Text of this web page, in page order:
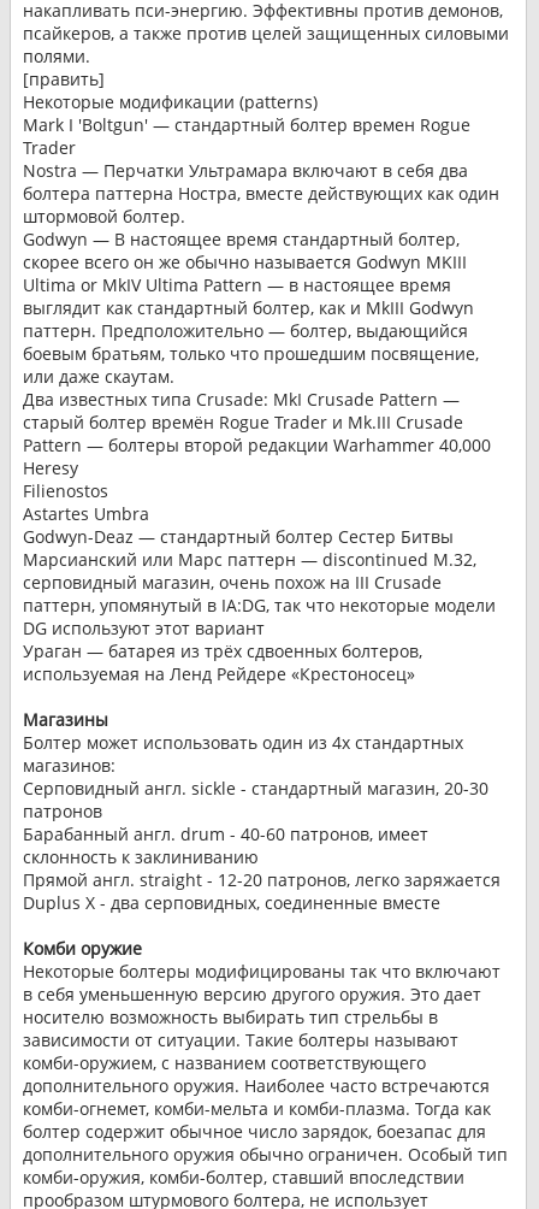
накапливать пси-энергию. Эффективны против демонов,
псайкеров, а также против целей защищенных силовыми
полями.
[править]
Некоторые модификации (patterns)
Mark I 'Boltgun' — стандартный болтер времен Rogue
Trader
Nostra — Перчатки Ультрамара включают в себя два
болтера паттерна Ностра, вместе действующих как один
штормовой болтер.
Godwyn — В настоящее время стандартный болтер,
скорее всего он же обычно называется Godwyn MKIII
Ultima or MkIV Ultima Pattern — в настоящее время
выглядит как стандартный болтер, как и MkIII Godwyn
паттерн. Предположительно — болтер, выдающийся
боевым братьям, только что прошедшим посвящение,
или даже скаутам.
Два известных типа Crusade: MkI Crusade Pattern —
старый болтер времён Rogue Trader и Mk.III Crusade
Pattern — болтеры второй редакции Warhammer 40,000
Heresy
Filienostos
Astartes Umbra
Godwyn-Deaz — стандартный болтер Сестер Битвы
Марсианский или Марс паттерн — discontinued M.32,
серповидный магазин, очень похож на III Crusade
паттерн, упомянутый в IA:DG, так что некоторые модели
DG используют этот вариант
Ураган — батарея из трёх сдвоенных болтеров,
используемая на Ленд Рейдере «Крестоносец»
Магазины
Болтер может использовать один из 4х стандартных
магазинов:
Серповидный англ. sickle - стандартный магазин, 20-30
патронов
Барабанный англ. drum - 40-60 патронов, имеет
склонность к заклиниванию
Прямой англ. straight - 12-20 патронов, легко заряжается
Duplus X - два серповидных, соединенные вместе
Комби оружие
Некоторые болтеры модифицированы так что включают
в себя уменьшенную версию другого оружия. Это дает
носителю возможность выбирать тип стрельбы в
зависимости от ситуации. Такие болтеры называют
комби-оружием, с названием соответствующего
дополнительного оружия. Наиболее часто встречаются
комби-огнемет, комби-мельта и комби-плазма. Тогда как
болтер содержит обычное число зарядок, боезапас для
дополнительного оружия обычно ограничен. Особый тип
комби-оружия, комби-болтер, ставший впоследствии
прообразом штурмового болтера, не использует